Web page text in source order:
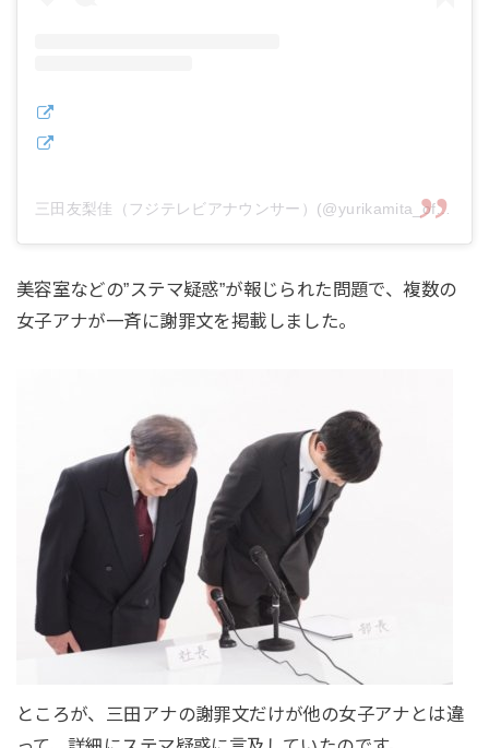
三田友梨佳（フジテレビアナウンサー）(@yurikamita_official)がシェアした投稿
美容室などの”ステマ疑惑”が報じられた問題で、複数の
女子アナが一斉に謝罪文を掲載しました。
ところが、三田アナの謝罪文だけが他の女子アナとは違